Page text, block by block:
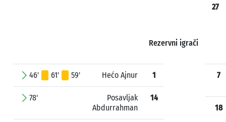
27
Rezervni igrači
46' 61' 59' Hećo Ajnur 1
78'
Posavljak
Abdurrahman
14
7
18